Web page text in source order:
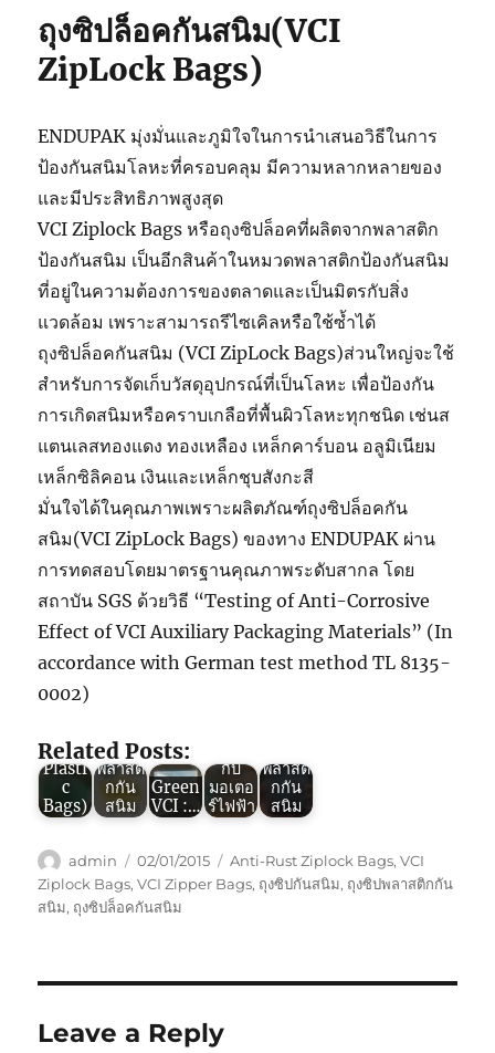
ถุงซิปล็อคกันสนิม(VCI
ZipLock Bags)
ENDUPAK มุ่งมั่นและภูมิใจในการนำเสนอวิธีในการ
ป้องกันสนิมโลหะที่ครอบคลุม มีความหลากหลายของ
และมีประสิทธิภาพสูงสุด
VCI Ziplock Bags หรือถุงซิปล็อคที่ผลิตจากพลาสติก
ป้องกันสนิม เป็นอีกสินค้าในหมวดพลาสติกป้องกันสนิม
ที่อยู่ในความต้องการของตลาดและเป็นมิตรกับสิ่ง
แวดล้อม เพราะสามารถรีไซเคิลหรือใช้ซ้ำได้
ถุงซิปล็อคกันสนิม (VCI ZipLock Bags)ส่วนใหญ่จะใช้
สำหรับการจัดเก็บวัสดุอุปกรณ์ที่เป็นโลหะ เพื่อป้องกัน
การเกิดสนิมหรือคราบเกลือที่พื้นผิวโลหะทุกชนิด เช่นส
แตนเลสทองแดง ทองเหลือง เหล็กคาร์บอน อลูมิเนียม
เหล็กซิลิคอน เงินและเหล็กชุบสังกะสี
มั่นใจได้ในคุณภาพเพราะผลิตภัณฑ์ถุงซิปล็อคกัน
สนิม(VCI ZipLock Bags) ของทาง ENDUPAK ผ่าน
การทดสอบโดยมาตรฐานคุณภาพระดับสากล โดย
สถาบัน SGS ด้วยวิธี “Testing of Anti-Corrosive
Effect of VCI Auxiliary Packaging Materials” (In
accordance with German test method TL 8135-
0002)
Related Posts:
Green
ข้อดี
ของ
“ถุง
พลาสติ
(VCI
Plasti
c
Bags)
Green
ของ
พลาสติ
กกัน
สนิม
Green
VCI :…
VCI :
คุณสม
บัติของ
กับ
มอเตอ
ร์ไฟฟ้า
พลาสติ
กกัน
สนิม
Author
admin
Posted
on
02/01/2015 Tags
Anti-Rust Ziplock Bags,VCI
Ziplock Bags,VCI Zipper Bags, ถุงซิปกันสนิม, ถุงซิปพลาสติกกัน
สนิม, ถุงซิปล็อคกันสนิม
Leave a Reply